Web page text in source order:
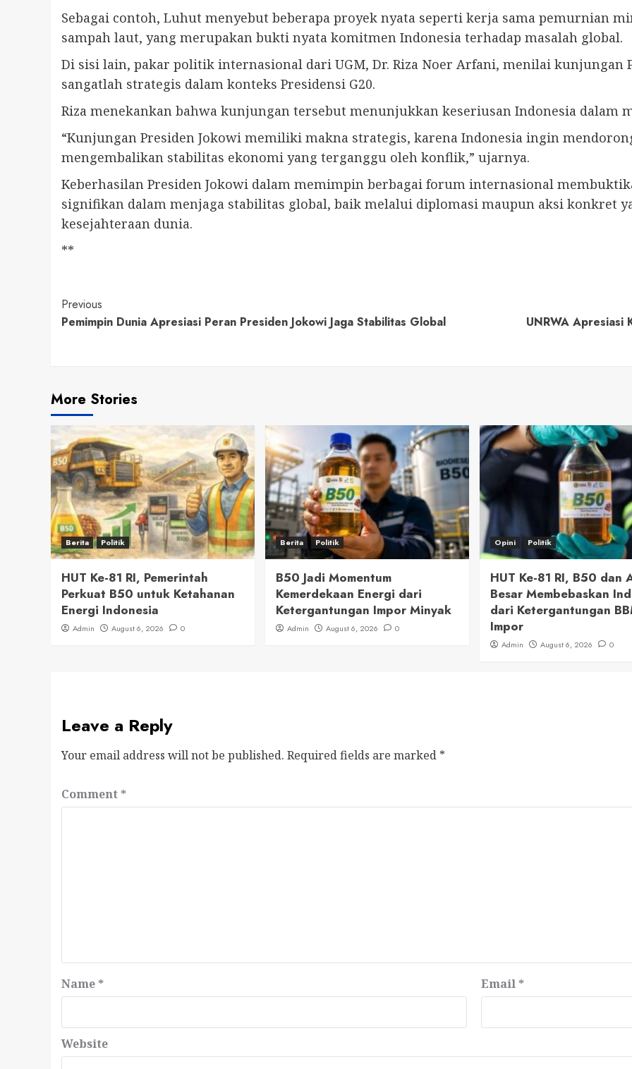
Sebagai contoh, Luhut menyebut beberapa proyek nyata seperti kerja sama pemurnian
sampah laut, yang merupakan bukti nyata komitmen Indonesia terhadap masalah global.
Di sisi lain, pakar politik internasional dari UGM, Dr. Riza Noer Arfani, menilai kunjungan
sangatlah strategis dalam konteks Presidensi G20.
Riza menekankan bahwa kunjungan tersebut menunjukkan keseriusan Indonesia dalam
“Kunjungan Presiden Jokowi memiliki makna strategis, karena Indonesia ingin
mengembalikan stabilitas ekonomi yang terganggu oleh konflik,” ujarnya.
Keberhasilan Presiden Jokowi dalam memimpin berbagai forum internasional
signifikan dalam menjaga stabilitas global, baik melalui diplomasi maupun aksi konkret
kesejahteraan dunia.
**
Continue
Reading
Previous
Pemimpin Dunia Apresiasi Peran Presiden Jokowi Jaga Stabilitas Global
UNRWA Apresiasi
More Stories
Berita Politik
HUT Ke-81 RI, Pemerintah
Perkuat B50 untuk Ketahanan
Energi Indonesia
Admin August 6, 2026 0
Berita Politik
B50 Jadi Momentum
Kemerdekaan Energi dari
Ketergantungan Impor Minyak
Admin August 6, 2026 0
Opini Politik
HUT Ke-81 RI, B50 dan
Besar Membebaskan
dari Ketergantungan
Impor
Admin August 6, 2026 0
Leave a Reply
Your email address will not be published. Required fields are marked *
Comment *
Name * Email *
Website